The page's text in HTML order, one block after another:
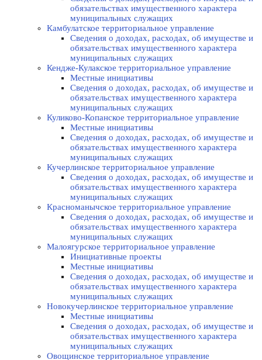
обязательствах имущественного характера
муниципальных служащих
Камбулатское территориальное управление
Сведения о доходах, расходах, об имуществе и
обязательствах имущественного характера
муниципальных служащих
Кендже-Кулакское территориальное управление
Местные инициативы
Сведения о доходах, расходах, об имуществе и
обязательствах имущественного характера
муниципальных служащих
Куликово-Копанское территориальное управление
Местные инициативы
Сведения о доходах, расходах, об имуществе и
обязательствах имущественного характера
муниципальных служащих
Кучерлинское территориальное управление
Сведения о доходах, расходах, об имуществе и
обязательствах имущественного характера
муниципальных служащих
Красноманычское территориальное управление
Сведения о доходах, расходах, об имуществе и
обязательствах имущественного характера
муниципальных служащих
Малоягурское территориальное управление
Инициативные проекты
Местные инициативы
Сведения о доходах, расходах, об имуществе и
обязательствах имущественного характера
муниципальных служащих
Новокучерлинское территориальное управление
Местные инициативы
Сведения о доходах, расходах, об имуществе и
обязательствах имущественного характера
муниципальных служащих
Овощинское территориальное управление